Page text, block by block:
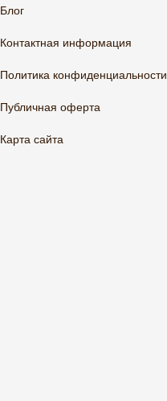
Блог
Контактная информация
Политика конфиденциальности
Публичная оферта
Карта сайта